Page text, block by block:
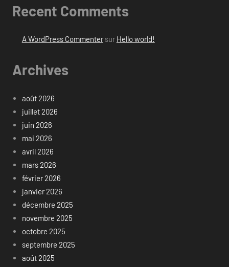
Recent Comments
A WordPress Commentersur Hello world!
Archives
août 2026
juillet 2026
juin 2026
mai 2026
avril 2026
mars 2026
février 2026
janvier 2026
décembre 2025
novembre 2025
octobre 2025
septembre 2025
août 2025